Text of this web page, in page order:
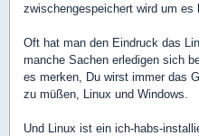
zwischengespeichert wird um es
Oft hat man den Eindruck das
manche Sachen erledigen sich
es merken, Du wirst immer das
zu müßen, Linux und Windows.
Und Linux ist ein ich-habs-